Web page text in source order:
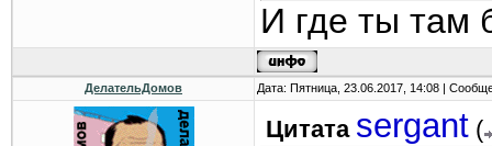
И где ты там
ДелательДомов Дата: Пятница, 23.06.2017, 14:08 |
Цитата sergant (